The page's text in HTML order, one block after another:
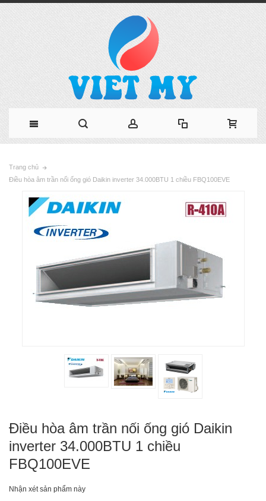
Trang chủ
Điều hòa âm trần nối ống gió Daikin inverter 34.000BTU 1 chiều FBQ100EVE
Điều hòa âm trần nối ống gió Daikin
inverter 34.000BTU 1 chiều
FBQ100EVE
Nhận xét sản phẩm này